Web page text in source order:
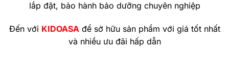
lắp đặt, bảo hành bảo dưỡng chuyên nghiệp
Đến với KIDOASA để sở hữu sản phẩm với giá tốt nhất
và nhiều ưu đãi hấp dẫn